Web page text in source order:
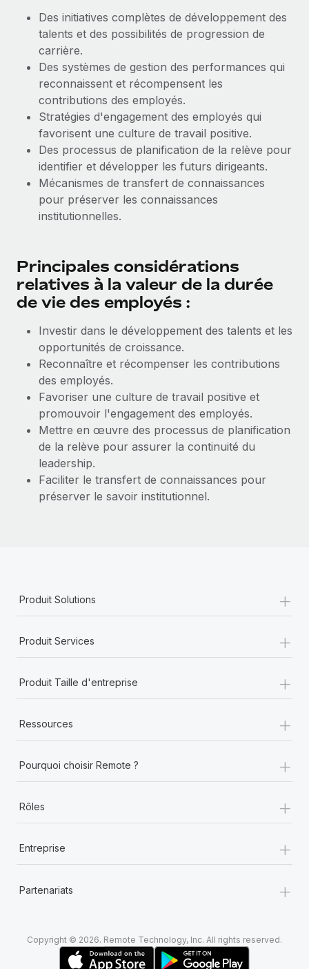
Des initiatives complètes de développement des
talents et des possibilités de progression de
carrière.
Des systèmes de gestion des performances qui
reconnaissent et récompensent les
contributions des employés.
Stratégies d'engagement des employés qui
favorisent une culture de travail positive.
Des processus de planification de la relève pour
identifier et développer les futurs dirigeants.
Mécanismes de transfert de connaissances
pour préserver les connaissances
institutionnelles.
Principales considérations
relatives à la valeur de la durée
de vie des employés :
Investir dans le développement des talents et les
opportunités de croissance.
Reconnaître et récompenser les contributions
des employés.
Favoriser une culture de travail positive et
promouvoir l'engagement des employés.
Mettre en œuvre des processus de planification
de la relève pour assurer la continuité du
leadership.
Faciliter le transfert de connaissances pour
préserver le savoir institutionnel.
Produit Solutions +
Produit Services +
Produit Taille d'entreprise +
Ressources +
Pourquoi choisir Remote ? +
Rôles +
Entreprise +
Partenariats +
Copyright © 2026. Remote Technology, Inc. All rights reserved.